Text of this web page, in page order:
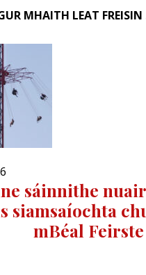
MHAITH LEAT FREISIN
sáinnithe
siamsaíochta
mBéal Feirste